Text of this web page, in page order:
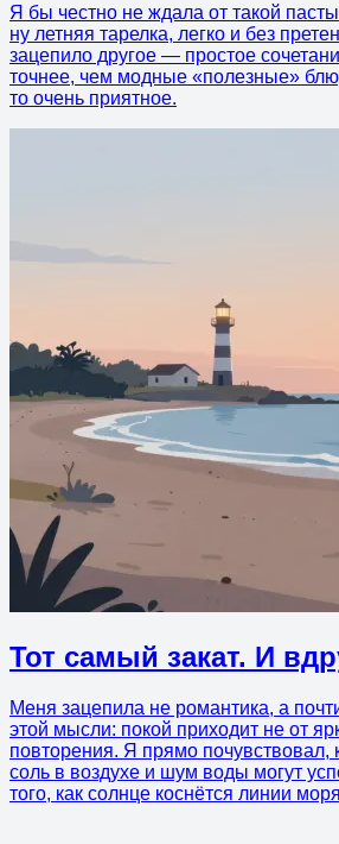
Я бы честно не ждала от такой пасты
ну летняя тарелка, легко и без
зацепило другое — простое
точнее, чем модные «полезные»
то очень приятное.
Тот самый закат. И
Меня зацепила не романтика, а
этой мысли: покой приходит не от
повторения. Я прямо почувствовал,
соль в воздухе и шум воды могут
того, как солнце коснётся линии